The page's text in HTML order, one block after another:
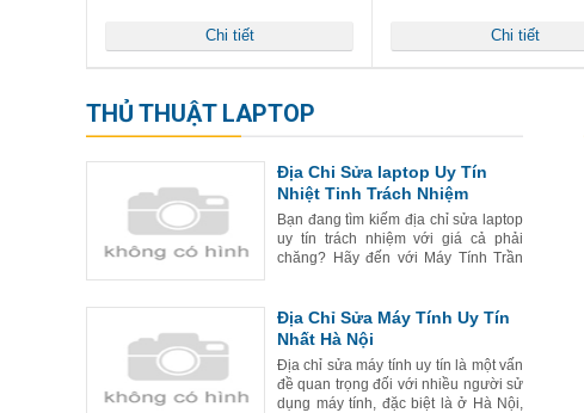
Chi tiết Chi tiết
THỦ THUẬT LAPTOP
Địa Chi Sửa laptop Uy Tín
Nhiệt Tinh Trách Nhiệm
Bạn đang tìm kiếm địa chỉ sửa laptop
uy tín trách nhiệm với giá cả phải
chăng? Hãy đến với Máy Tính Trần
Tại Máy Tính Trần Anh,
Địa Chỉ Sửa Máy Tính Uy Tín
Nhất Hà Nội
Địa chỉ sửa máy tính uy tín là một vấn
đề quan trọng đối với nhiều người sử
dụng máy tính, đặc biệt là ở Hà Nội,